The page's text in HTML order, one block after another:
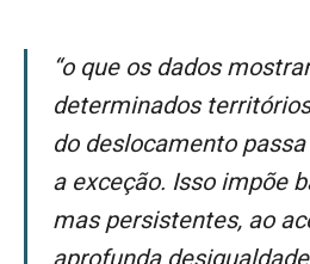
“O que os dados mostram é que, em
determinados
do deslocamento
a exceção. Isso impõe
mas persistentes, ao